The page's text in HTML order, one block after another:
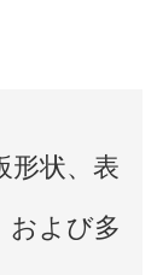
形状、表
および多